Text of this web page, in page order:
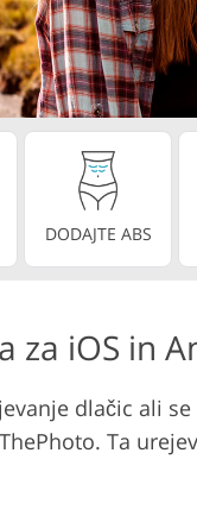
DODAJTE ABS
za iOS in
dlačic ali
Ta